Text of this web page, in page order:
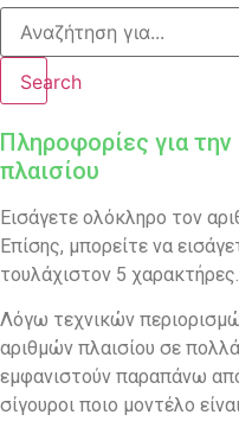
Search
Πληροφορίες για
πλαισίου
Εισάγετε ολόκληρο τον
Επίσης, μπορείτε να
τουλάχιστον 5 χαρακτήρες.
Λόγω τεχνικών
αριθμών πλαισίου σε
εμφανιστούν παραπάνω
σίγουροι ποιο μοντέλο